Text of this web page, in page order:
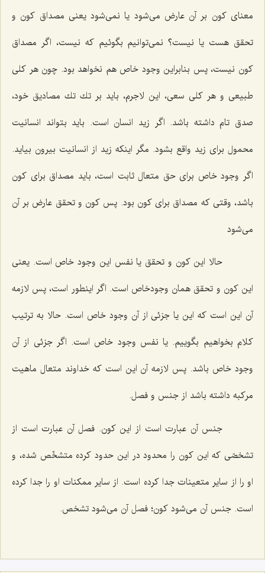
معناى كون بر آن عارض مى‌شود یا نمى‌شود یعنى مصداق كون و
تحقق هست یا نیست؟ نمى‌توانیم بگوئیم كه نیست، اگر مصداق
كون نیست، پس بنابراین وجود خاص هم نخواهد بود. چون هر كلى
طبیعى و هر كلى سعى، این لاجرم، باید بر تك تك مصادیق خود،
صدق تام داشته باشد. اگر زید انسان است. باید بتواند انسانیت
محمول براى زید واقع بشود. مگر اینكه زید از انسانیت بیرون بیاید.
اگر وجود خاص براى حق متعال ثابت است، باید مصداق براى كون
باشد، وقتى كه مصداق براى كون بود. پس كون و تحقق عارض بر آن
مى‌شود
حالا این كون و تحقق یا نفس این وجود خاص است. یعنى
این كون و تحقق همان وجودخاص است. اگر اینطور است، پس لازمه
آن این است كه این یا جزئى از آن وجود خاص است. حالا به ترتیب
كلام بخواهیم بگوییم. یا نفس وجود خاص است. اگر جزئى از آن
وجود خاص باشد. پس لازمه آن این است كه خداوند متعال ماهیت
مركبه داشته باشد از جنس و فصل.
جنس آن عبارت است از این كون. فصل آن عبارت است از
تشخصّى كه این كون را محدود در این حدود كرده متشخّص شده، و
او را از سایر متعینات جدا كرده است. از سایر ممكنات او را جدا كرده
است. جنس آن مى‌شود كون؛ فصل آن مى‌شود تشخص.